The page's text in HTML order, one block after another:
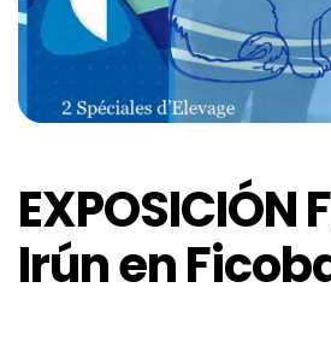
EXPOSICIÓN
Irún en